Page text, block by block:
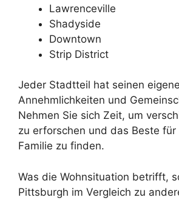
Lawrenceville
Shadyside
Downtown
Strip District
Jeder Stadtteil hat seinen
Annehmlichkeiten und
Nehmen Sie sich Zeit, um
zu erforschen und das Beste für
Familie zu finden.
Was die Wohnsituation betrifft,
Pittsburgh im Vergleich zu